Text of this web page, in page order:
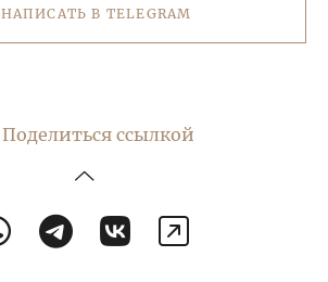
НАПИСАТЬ В TELEGRAM
Поделиться ссылкой